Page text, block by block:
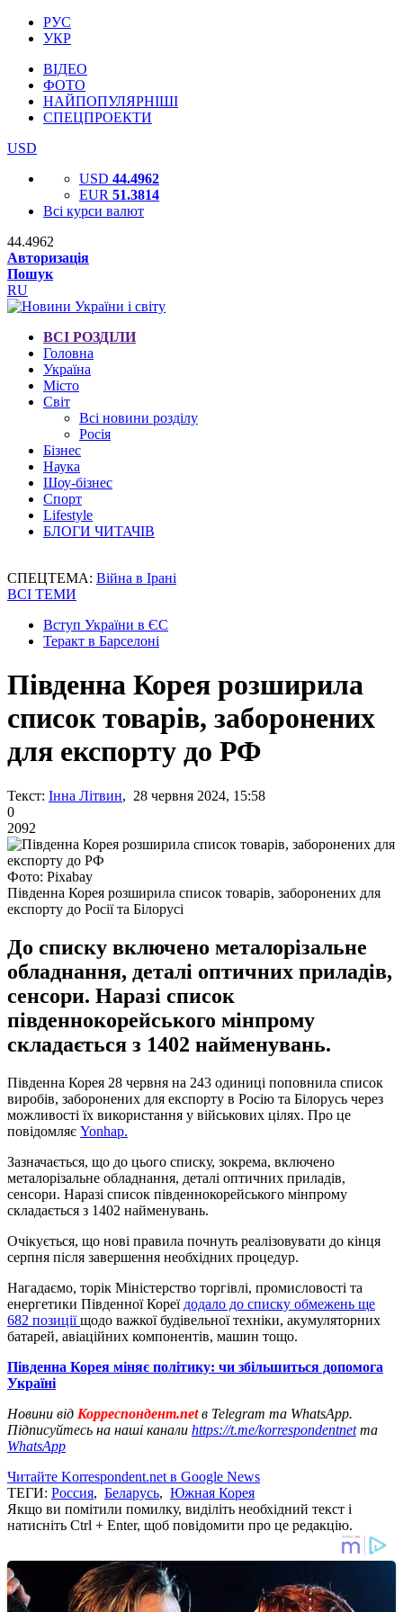
РУС
УКР
ВІДЕО
ФОТО
НАЙПОПУЛЯРНІШІ
СПЕЦПРОЕКТИ
USD
USD 44.4962
EUR 51.3814
Всі курси валют
44.4962
Авторизація
Пошук
RU
ВСІ РОЗДІЛИ
Головна
Україна
Місто
Світ
Всі новини розділу
Росія
Бізнес
Наука
Шоу-бізнес
Спорт
Lifestyle
БЛОГИ ЧИТАЧІВ
СПЕЦТЕМА: Війна в Ірані
ВСІ ТЕМИ
Вступ України в ЄС
Теракт в Барселоні
Південна Корея розширила
список товарів, заборонених
для експорту до РФ
Текст: Інна Літвин, 28 червня 2024, 15:58
0
2092
Фото: Pixabay
Південна Корея розширила список товарів, заборонених для
експорту до Росії та Білорусі
До списку включено металорізальне
обладнання, деталі оптичних приладів,
сенсори. Наразі список
південнокорейського мінпрому
складається з 1402 найменувань.
Південна Корея 28 червня на 243 одиниці поповнила список
виробів, заборонених для експорту в Росію та Білорусь через
можливості їх використання у військових цілях. Про це
повідомляє Yonhap.
Зазначається, що до цього списку, зокрема, включено
металорізальне обладнання, деталі оптичних приладів,
сенсори. Наразі список південнокорейського мінпрому
складається з 1402 найменувань.
Очікується, що нові правила почнуть реалізовувати до кінця
серпня після завершення необхідних процедур.
Нагадаємо, торік Міністерство торгівлі, промисловості та
енергетики Південної Кореї додало до списку обмежень ще
682 позиціїщодо важкої будівельної техніки, акумуляторних
батарей, авіаційних компонентів, машин тощо.
Південна Корея міняє політику: чи збільшиться допомога
Україні
Новини від Корреспондент.netв Telegram та WhatsApp.
Підписуйтесь на наші канали https://t.me/korrespondentnetта
WhatsApp
Читайте Korrespondent.net в Google News
ТЕГИ: Россия, Беларусь, Южная Корея
Якщо ви помітили помилку, виділіть необхідний текст і
натисніть Ctrl + Enter, щоб повідомити про це редакцію.